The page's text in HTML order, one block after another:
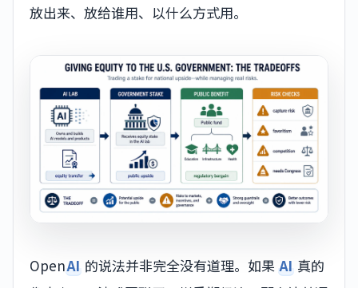
放出来、放给谁用、以什么方式用。
OpenAI 的说法并非完全没有道理。如果 AI 真的